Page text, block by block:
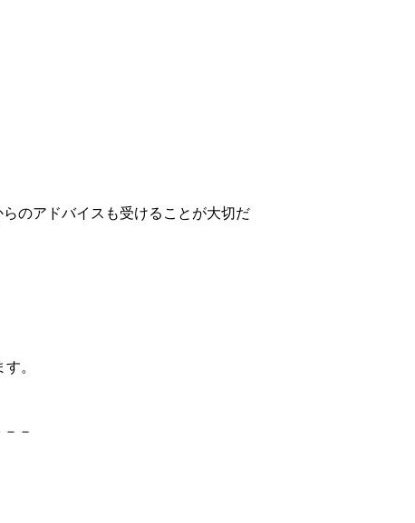
のアドバイスも受けることが大切だ
。
－